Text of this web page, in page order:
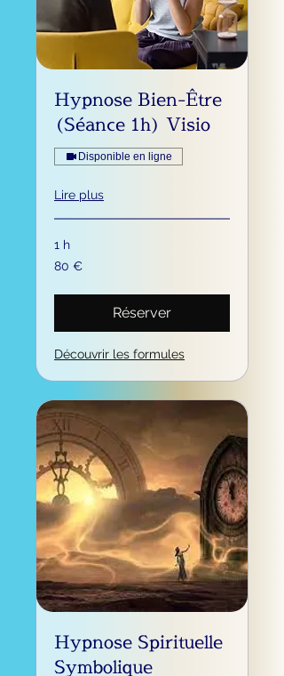
Hypnose Bien-Être
(Séance 1h) Visio
Disponible en ligne
Lire plus
1 h
80
euros
80 €
Réserver
Découvrir les formules
Hypnose Spirituelle
Symbolique